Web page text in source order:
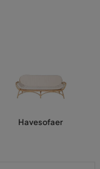
Havesofaer